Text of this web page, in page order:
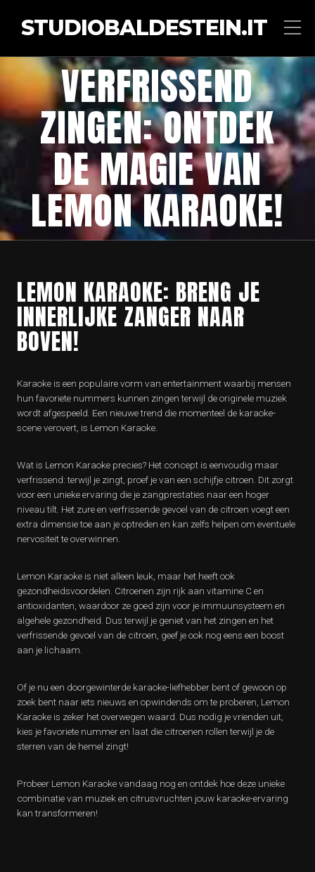
STUDIOBALDESTEIN.IT
VERFRISSEND
ZINGEN: ONTDEK
DE MAGIE VAN
LEMON KARAOKE!
LEMON KARAOKE: BRENG JE
INNERLIJKE ZANGER NAAR
BOVEN!
Karaoke is een populaire vorm van entertainment waarbij mensen
hun favoriete nummers kunnen zingen terwijl de originele muziek
wordt afgespeeld. Een nieuwe trend die momenteel de karaoke-
scene verovert, is Lemon Karaoke.
Wat is Lemon Karaoke precies? Het concept is eenvoudig maar
verfrissend: terwijl je zingt, proef je van een schijfje citroen. Dit zorgt
voor een unieke ervaring die je zangprestaties naar een hoger
niveau tilt. Het zure en verfrissende gevoel van de citroen voegt een
extra dimensie toe aan je optreden en kan zelfs helpen om eventuele
nervositeit te overwinnen.
Lemon Karaoke is niet alleen leuk, maar het heeft ook
gezondheidsvoordelen. Citroenen zijn rijk aan vitamine C en
antioxidanten, waardoor ze goed zijn voor je immuunsysteem en
algehele gezondheid. Dus terwijl je geniet van het zingen en het
verfrissende gevoel van de citroen, geef je ook nog eens een boost
aan je lichaam.
Of je nu een doorgewinterde karaoke-liefhebber bent of gewoon op
zoek bent naar iets nieuws en opwindends om te proberen, Lemon
Karaoke is zeker het overwegen waard. Dus nodig je vrienden uit,
kies je favoriete nummer en laat die citroenen rollen terwijl je de
sterren van de hemel zingt!
Probeer Lemon Karaoke vandaag nog en ontdek hoe deze unieke
combinatie van muziek en citrusvruchten jouw karaoke-ervaring
kan transformeren!